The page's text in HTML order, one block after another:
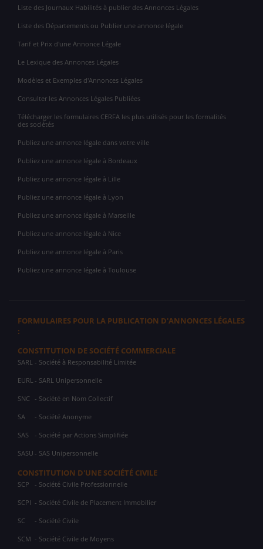
Liste des Journaux Habilités à publier des Annonces Légales
Liste des Départements ou Publier une annonce légale
Tarif et Prix d'une Annonce Légale
Le Lexique des Annonces Légales
Modèles et Exemples d'Annonces Légales
Consulter les Annonces Légales Publiées
Télécharger les formulaires CERFA les plus utilisés pour les formalités
des sociétés
Publiez une annonce légale dans votre ville
Publiez une annonce légale à Bordeaux
Publiez une annonce légale à Lille
Publiez une annonce légale à Lyon
Publiez une annonce légale à Marseille
Publiez une annonce légale à Nice
Publiez une annonce légale à Paris
Publiez une annonce légale à Toulouse
FORMULAIRES POUR LA PUBLICATION D'ANNONCES LÉGALES
:
CONSTITUTION DE SOCIÉTÉ COMMERCIALE
SARL - Société à Responsabilité Limitée
EURL - SARL Unipersonnelle
SNC - Société en Nom Collectif
SA - Société Anonyme
SAS - Société par Actions Simplifiée
SASU - SAS Unipersonnelle
CONSTITUTION D'UNE SOCIÉTÉ CIVILE
SCP - Société Civile Professionnelle
SCPI - Société Civile de Placement Immobilier
SC - Société Civile
SCM - Société Civile de Moyens